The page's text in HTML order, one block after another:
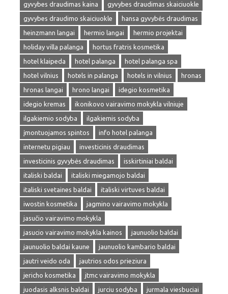
gyvybes draudimas kaina
gyvybes draudimas skaiciuokle
gyvybes draudimo skaiciuokle
hansa gyvybės draudimas
heinzmann langai
hermio langai
hermio projektai
holiday villa palanga
hortus fratris kosmetika
hotel klaipeda
hotel palanga
hotel palanga spa
hotel vilnius
hotels in palanga hotels in vilnius
hronas
hronas langai
hrono langai
idegio kosmetika
idegio kremas
ikonikovo vairavimo mokykla vilniuje
ilgakiemio sodyba
ilgakiemis sodyba
įmontuojamos spintos
info hotel palanga
internetu pigiau
investicinis draudimas
investicinis gyvybės draudimas
isskirtiniai baldai
italiski baldai
italiski miegamojo baldai
italiski svetaines baldai
italiski virtuves baldai
iwostin kosmetika
jagmino vairavimo mokykla
jasučio vairavimo mokykla
jasucio vairavimo mokykla kainos
jaunuolio baldai
jaunuolio baldai kaune
jaunuolio kambario baldai
jautri veido oda
jautrios odos prieziura
jericho kosmetika
jtmc vairavimo mokykla
juodasis alksnis baldai
jurciu sodyba
jurmala viesbuciai